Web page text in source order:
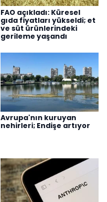
FAO açıkladı: Küresel
gıda fiyatları yükseldi; et
ve süt ürünlerindeki
gerileme yaşandı
Avrupa'nın kuruyan
nehirleri; Endişe artıyor